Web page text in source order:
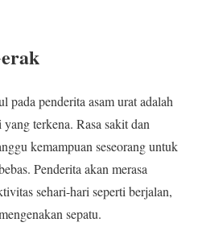
pada penderita asam urat adalah
terkena. Rasa sakit dan
kemampuan seseorang untuk
Penderita akan merasa
sehari-hari seperti berjalan,
sepatu.